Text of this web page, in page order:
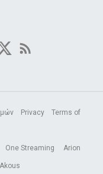
Privacy Terms of
One Streaming Arion
Akous